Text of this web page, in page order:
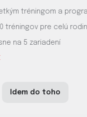
tréningom a
tréningov pre celú
na 5 zariadení
Idem do toho